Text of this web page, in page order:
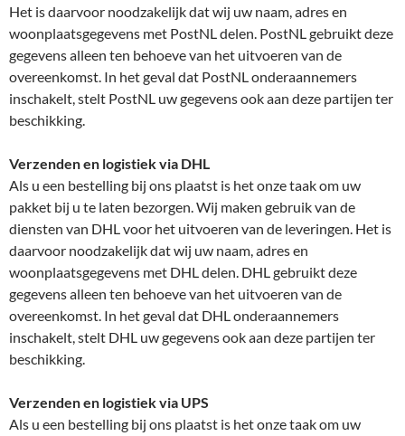
Het is daarvoor noodzakelijk dat wij uw naam, adres en
woonplaatsgegevens met PostNL delen. PostNL gebruikt deze
gegevens alleen ten behoeve van het uitvoeren van de
overeenkomst. In het geval dat PostNL onderaannemers
inschakelt, stelt PostNL uw gegevens ook aan deze partijen ter
beschikking.
Verzenden en logistiek via DHL
Als u een bestelling bij ons plaatst is het onze taak om uw
pakket bij u te laten bezorgen. Wij maken gebruik van de
diensten van DHL voor het uitvoeren van de leveringen. Het is
daarvoor noodzakelijk dat wij uw naam, adres en
woonplaatsgegevens met DHL delen. DHL gebruikt deze
gegevens alleen ten behoeve van het uitvoeren van de
overeenkomst. In het geval dat DHL onderaannemers
inschakelt, stelt DHL uw gegevens ook aan deze partijen ter
beschikking.
Verzenden en logistiek via UPS
Als u een bestelling bij ons plaatst is het onze taak om uw